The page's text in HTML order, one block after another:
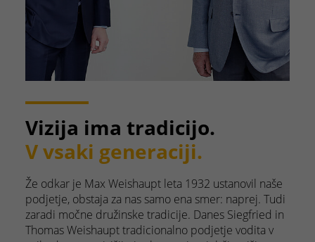
Vizija ima tradicijo.
V vsaki generaciji.
Že odkar je Max Weishaupt leta 1932 ustanovil naše
podjetje, obstaja za nas samo ena smer: naprej. Tudi
zaradi močne družinske tradicije. Danes Siegfried in
Thomas Weishaupt tradicionalno podjetje vodita v